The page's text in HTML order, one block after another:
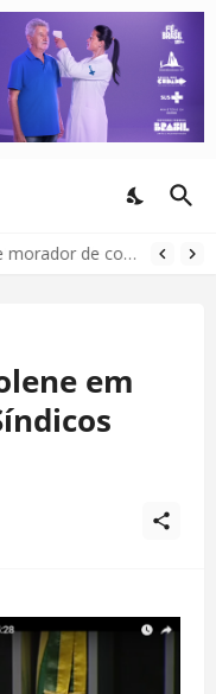
Justiça do DF determina expulsão de morador de condomínio por comportamento antissocial
em